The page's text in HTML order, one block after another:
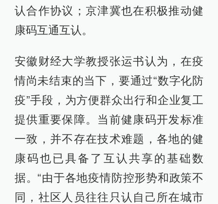
认合作协议；京津冀也在积极推动健
康码互通互认。
安徽财经大学教授张运书认为，在疫
情尚未结束的当下，要通过“数字化防
疫”手段，为方便群众出行和企业复工
提供重要保障。当前健康码开发标准
一致，并不存在技术难题，各地的健
康码也已具备了互认共享的基础数
据。“由于各地疫情防控形势和政策不
同，社区人员往往只认自己所在城市